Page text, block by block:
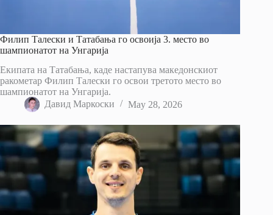
Филип Талески и Татабања го освоија 3. место во
шампионатот на Унгарија
Екипата на Татабања, каде настапува македонскиот
ракометар Филип Талески го освои третото место во
шампионатот на Унгарија.
Давид Маркоски
May 28, 2026